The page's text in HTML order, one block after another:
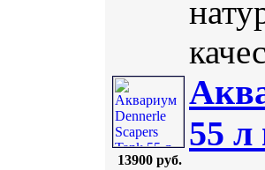
13900 руб.
55